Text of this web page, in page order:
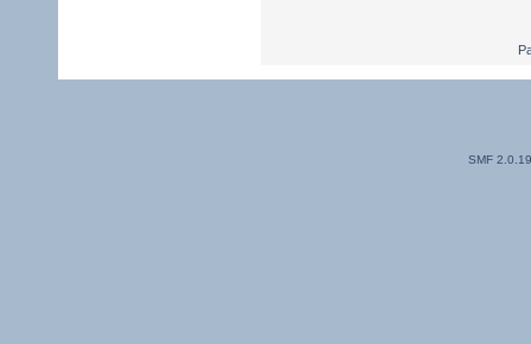
SMF 2.0.19